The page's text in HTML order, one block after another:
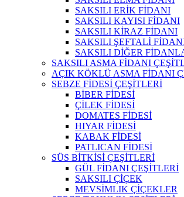
SAKSILI ERİK FİDANI
SAKSILI KAYISI FİDANI
SAKSILI KİRAZ FİDANI
SAKSILI ŞEFTALİ
SAKSILI DİĞER
SAKSILI ASMA FİDANI
AÇIK KÖKLÜ ASMA FİDANI
SEBZE FİDESİ ÇEŞİTLERİ
BİBER FİDESİ
ÇİLEK FİDESİ
DOMATES FİDESİ
HIYAR FİDESİ
KABAK FİDESİ
PATLICAN FİDESİ
SÜS BİTKİSİ ÇEŞİTLERİ
GÜL FİDANI ÇEŞİTLERİ
SAKSILI ÇİÇEK
MEVSİMLIK ÇİÇEKLER